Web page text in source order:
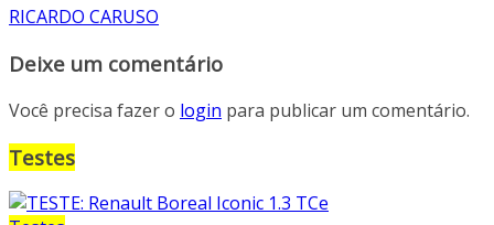
RICARDO CARUSO
Deixe um comentário
Você precisa fazer o login para publicar um comentário.
Testes